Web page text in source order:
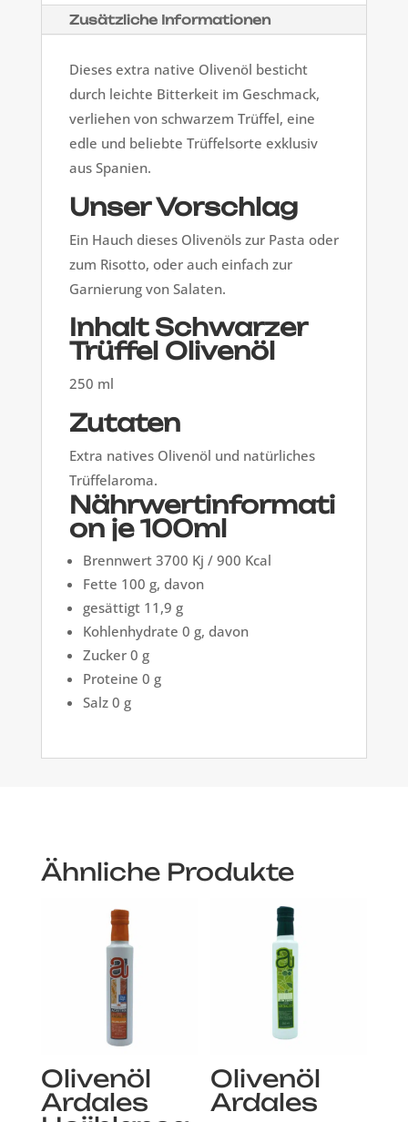
Zusätzliche Informationen
Dieses extra native Olivenöl besticht
durch leichte Bitterkeit im Geschmack,
verliehen von schwarzem Trüffel, eine
edle und beliebte Trüffelsorte exklusiv
aus Spanien.
Unser Vorschlag
Ein Hauch dieses Olivenöls zur Pasta oder
zum Risotto, oder auch einfach zur
Garnierung von Salaten.
Inhalt Schwarzer
Trüffel Olivenöl
250 ml
Zutaten
Extra natives Olivenöl und natürliches
Trüffelaroma.
Nährwertinformati
on je 100ml
Brennwert 3700 Kj / 900 Kcal
Fette 100 g, davon
gesättigt 11,9 g
Kohlenhydrate 0 g, davon
Zucker 0 g
Proteine 0 g
Salz 0 g
Ähnliche Produkte
Olivenöl
Ardales
Olivenöl
Ardales